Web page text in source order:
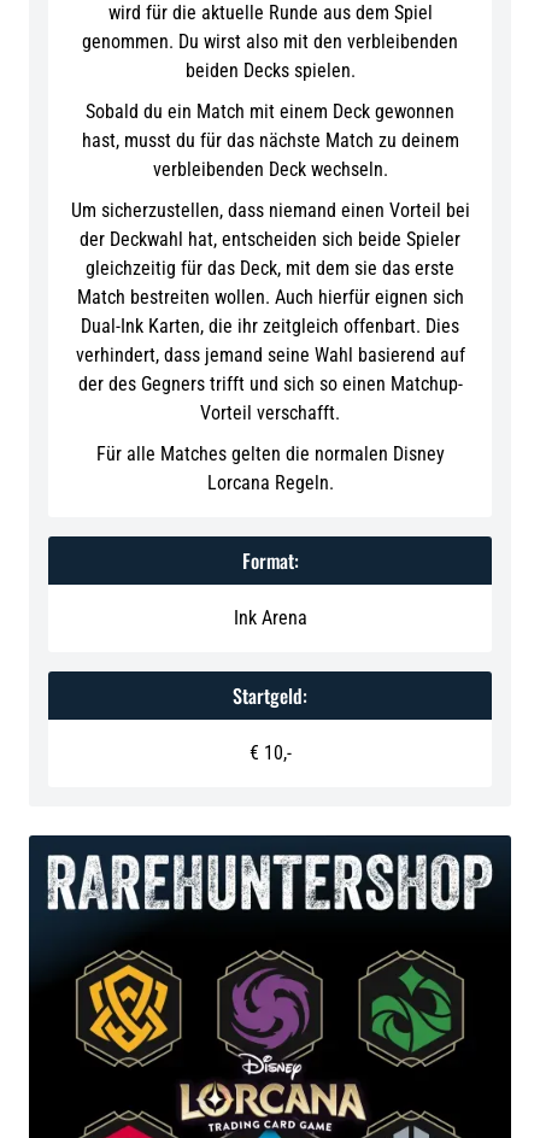
wird für die aktuelle Runde aus dem Spiel
genommen. Du wirst also mit den verbleibenden
beiden Decks spielen.
Sobald du ein Match mit einem Deck gewonnen
hast, musst du für das nächste Match zu deinem
verbleibenden Deck wechseln.
Um sicherzustellen, dass niemand einen Vorteil bei
der Deckwahl hat, entscheiden sich beide Spieler
gleichzeitig für das Deck, mit dem sie das erste
Match bestreiten wollen. Auch hierfür eignen sich
Dual-Ink Karten, die ihr zeitgleich offenbart. Dies
verhindert, dass jemand seine Wahl basierend auf
der des Gegners trifft und sich so einen Matchup-
Vorteil verschafft.
Für alle Matches gelten die normalen Disney
Lorcana Regeln.
Format:
Ink Arena
Startgeld:
‍€ 10,-